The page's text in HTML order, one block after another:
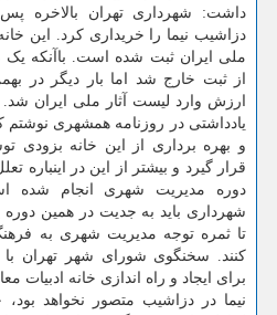
داشت: شهرداری تهران بالاخره
ملی ایران ثبت شده است. باآنکه یک
ارزش وارد لیست آثار ملی ایران
یادداشتی در روزنامه همشهری نوشتم
و بهره برداری از این خانه بزودی
قرار گیرد و بیشتر از این در اینباره
دوره مدیریت شهری انجام شده
شهرداری باید به جدیت در همین دوره
تا ثمره توجه مدیریت شهری به
کنند. سخنگوی شورای شهر تهران با
برای ایجاد و راه اندازی خانه ادبیات
نیما در دزاشیب متصور نخواهد